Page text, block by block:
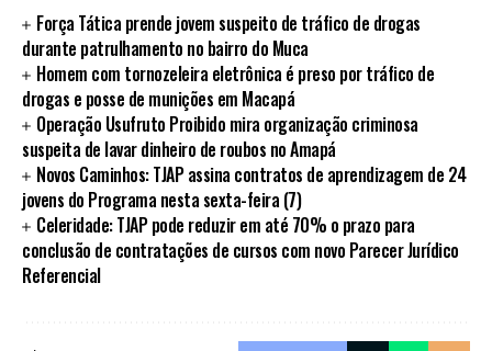
Força Tática prende jovem suspeito de tráfico de drogas
durante patrulhamento no bairro do Muca
Homem com tornozeleira eletrônica é preso por tráfico de
drogas e posse de munições em Macapá
Operação Usufruto Proibido mira organização criminosa
suspeita de lavar dinheiro de roubos no Amapá
Novos Caminhos: TJAP assina contratos de aprendizagem de 24
jovens do Programa nesta sexta-feira (7)
Celeridade: TJAP pode reduzir em até 70% o prazo para
conclusão de contratações de cursos com novo Parecer Jurídico
Referencial